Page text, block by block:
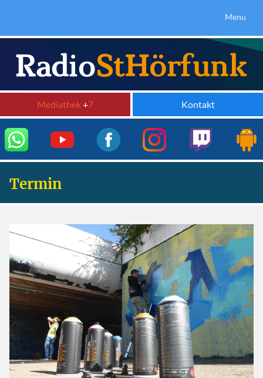
Menu
Mediathek+7 Kontakt
Termin